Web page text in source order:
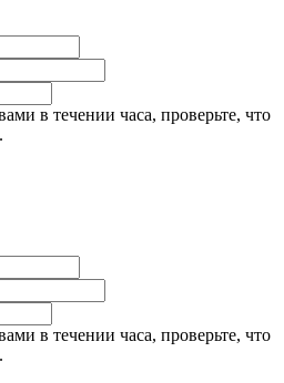
в течении часа, проверьте, что
в течении часа, проверьте, что